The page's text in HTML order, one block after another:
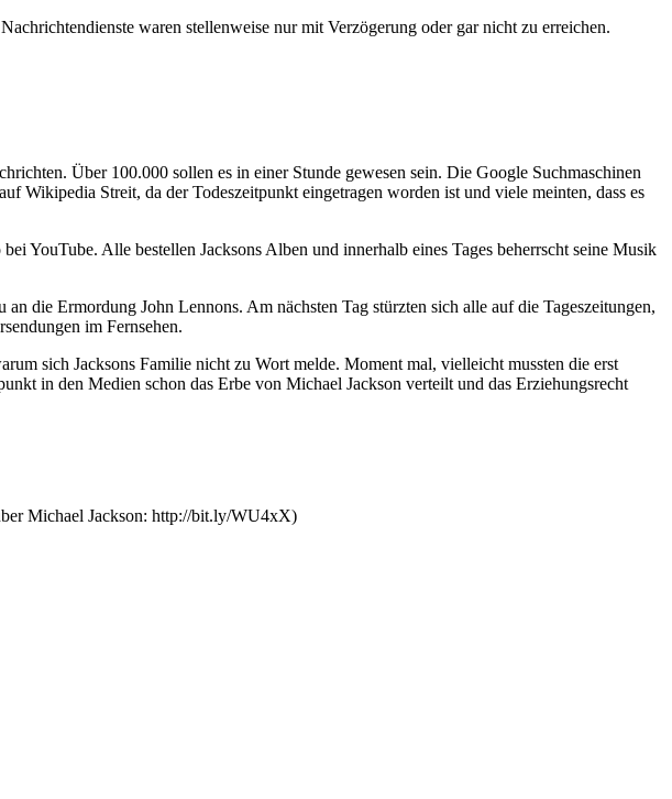
waren stellenweise nur mit Verzögerung oder gar nicht zu erreichen.
Über 100.000 sollen es in einer Stunde gewesen sein. Die Google Suchmaschinen
Wikipedia Streit, da der Todeszeitpunkt eingetragen worden ist und viele meinten, dass es
YouTube. Alle bestellen Jacksons Alben und innerhalb eines Tages beherrscht seine Musik
die Ermordung John Lennons. Am nächsten Tag stürzten sich alle auf die Tageszeitungen,
im Fernsehen.
sich Jacksons Familie nicht zu Wort melde. Moment mal, vielleicht mussten die erst
in den Medien schon das Erbe von Michael Jackson verteilt und das Erziehungsrecht
Michael Jackson: http://bit.ly/WU4xX)